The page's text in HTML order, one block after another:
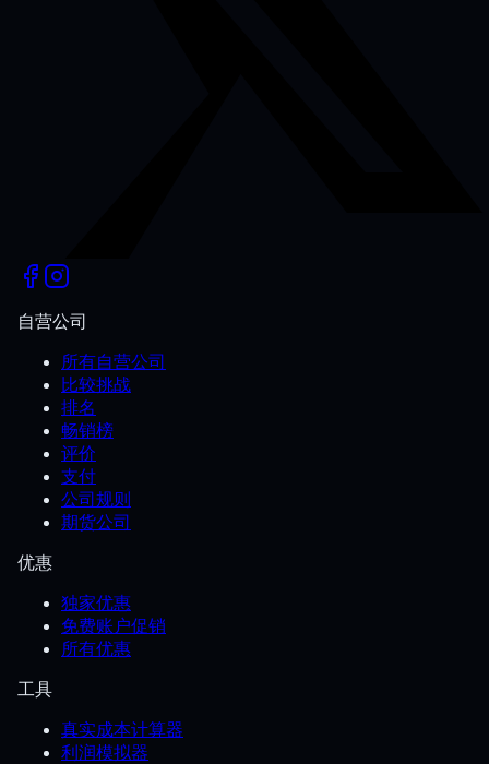
自营公司
所有自营公司
比较挑战
排名
畅销榜
评价
支付
公司规则
期货公司
优惠
独家优惠
免费账户促销
所有优惠
工具
真实成本计算器
利润模拟器